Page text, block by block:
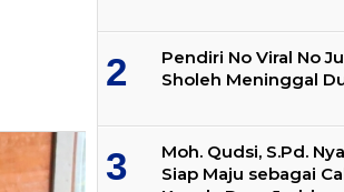
Pendiri No Viral No
Sholeh Meninggal
Moh. Qudsi, S.Pd.
Siap Maju sebagai